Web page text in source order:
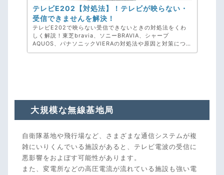
テレビE202【対処法】！テレビが映らない・
受信できませんを解決！
テレビE202で映らない受信できないときの対処法をくわ
しく解説！東芝bravia、ソニーBRAVIA、シャープ
AQUOS、パナソニックVIERAの対処法や原因と対策につい
てまとめました。確認しても改善されないときは弊社、ア
大規模な無線基地局
自衛隊基地や飛行場など、さまざまな通信システムが複
雑にいりくんでいる施設があると、テレビ電波の受信に
悪影響をおよぼす可能性があります。
また、変電所などの高圧電流が流れている施設も強い電